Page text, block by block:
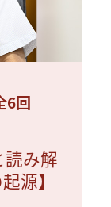
6回
読み解
源】